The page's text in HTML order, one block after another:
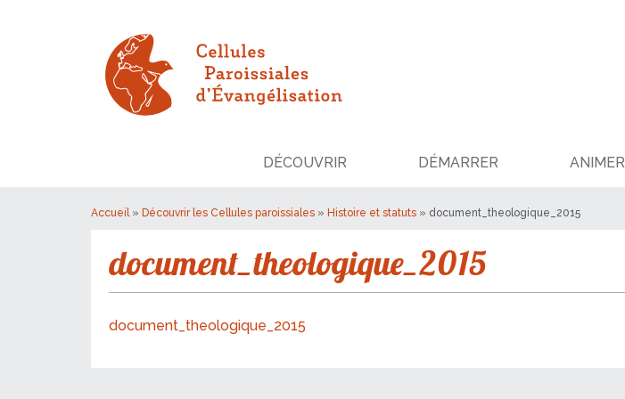
DÉCOUVRIR DÉMARRER ANIMER
Accueil » Découvrir les Cellules paroissiales » Histoire et statuts » document_theologique_2015
document_theologique_2015
document_theologique_2015